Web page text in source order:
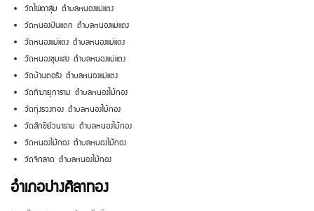
วัดไผ่ตาสุ่ม ตำบลหนองแม่แตง
วัดหนองปืนแตก ตำบลหนองแม่แตง
วัดหนองแม่แตง ตำบลหนองแม่แตง
วัดหนองชุมแสง ตำบลหนองแม่แตง
วัดบ้านตอรัง ตำบลหนองแม่แตง
วัดทีฆายุการาม ตำบลหนองไม้กอง
วัดทุ่งรวงทอง ตำบลหนองไม้กอง
วัดสักขีย์วนาราม ตำบลหนองไม้กอง
วัดหนองไม้กอง ตำบลหนองไม้กอง
วัดจิกลาด ตำบลหนองไม้กอง
อำเภอปางศิลาทอง